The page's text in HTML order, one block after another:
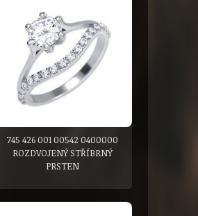
745 426 001 00542 0400000
ROZDVOJENÝ STŘÍBRNÝ
PRSTEN